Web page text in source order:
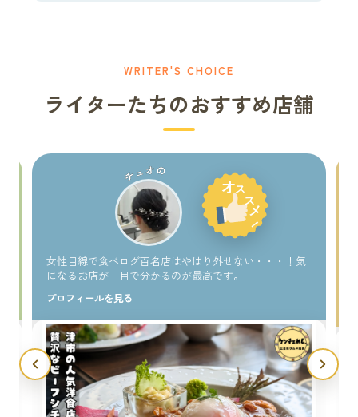
WRITER'S CHOICE
ライターたちのおすすめ店舗
チュオの
女性目線で食べログ百名店はやはり外せない・・・！気
になるお店が一目で分かるのが最高です。
プロフィールを見る